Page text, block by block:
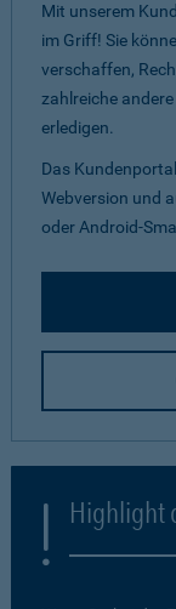
Mit unserem
im Griff! Sie
verschaffen,
zahlreiche
erledigen.
Das
Webversion und
oder Android-
Highlight